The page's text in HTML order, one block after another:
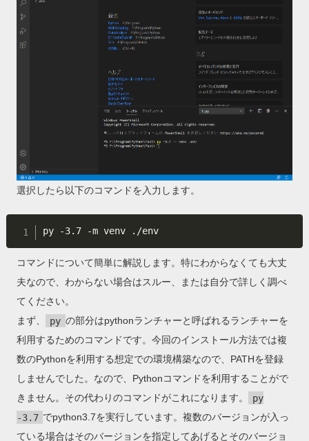
選択したら以下のコマンドを入力します。
コマンドについて簡単に解説します。特にわからなくても大丈
夫なので、わからない場合はスルー、または自分で詳しく調べ
てください。
まず、
py の部分はpythonランチャーと呼ばれるランチャーを
利用するためのコマンドです。今回のインストール方法では複
数のPythonを利用する想定での環境構築なので、PATHを登録
しませんでした。なので、Pythonコマンドを利用することがで
きません。その代わりのコマンドがこれになります。
py
-3.7 でpython3.7を実行しています。複数のバージョンが入っ
ている場合はそのバージョンを指定してあげるとそのバージョ